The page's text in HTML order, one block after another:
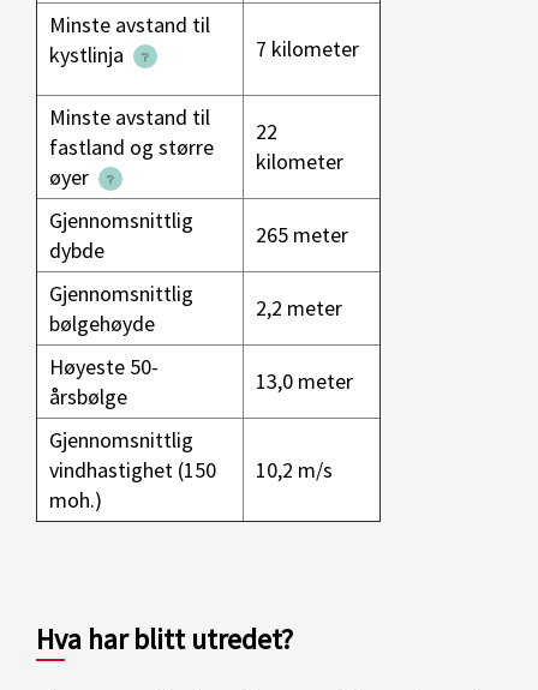
Minste avstand til
kystlinja
7 kilometer
Minste avstand til
fastland og større
øyer
22
kilometer
Gjennomsnittlig
dybde
265 meter
Gjennomsnittlig
bølgehøyde
2,2 meter
Høyeste 50-
årsbølge
13,0 meter
Gjennomsnittlig
vindhastighet (150
moh.)
10,2 m/s
Hva har blitt utredet?